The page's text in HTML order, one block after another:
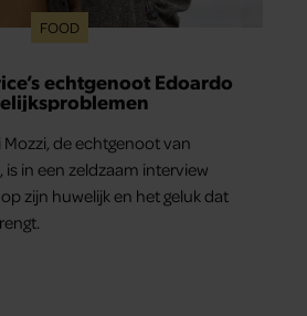
FOOD
echtgenoot Edoardo
de echtgenoot van
is in een zeldzaam interview
zijn huwelijk en het geluk dat